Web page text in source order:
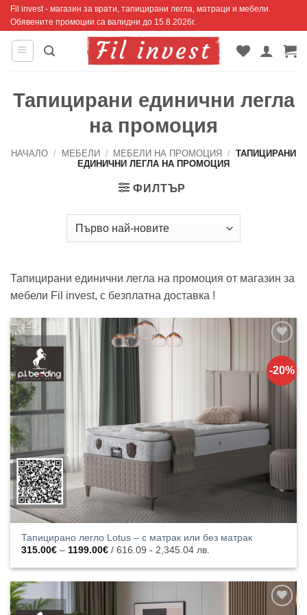
Skip
content
Fil invest - магазин за врати, тапицирани легла, матраци и мебели.
Обявените промоции са валидни до 15.8.2026г.
Тапицирани единични легла
на промоция
НАЧАЛО / МЕБЕЛИ / МЕБЕЛИ НА ПРОМОЦИЯ / ТАПИЦИРАНИ
ЕДИНИЧНИ ЛЕГЛА НА ПРОМОЦИЯ
ФИЛТЪР
Тапицирани единични легла на промоция от магазин за
мебели Fil invest, с безплатна доставка !
-20%
към
списъка с
харесани
Тапицирано легло Lotus – с матрак или без матрак
315.00€ – 1199.00€Price
315.00€
/ 616.09 - 2,345.04 лв.